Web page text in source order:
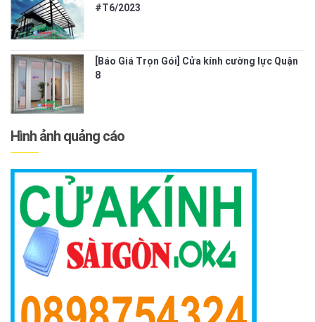
#T6/2023
[Báo Giá Trọn Gói] Cửa kính cường lực Quận
8
Hình ảnh quảng cáo